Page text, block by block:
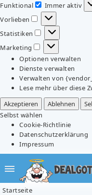
Funktional
Funktional
Immer aktiv
Vorlieben
Vorlieben
Statistiken
Statistiken
Marketing
Marketing
Optionen verwalten
Dienste verwalten
Verwalten von
Lese mehr über diese
Akzeptieren
Ablehnen
Selbst wählen
Cookie-Richtlinie
Datenschutzerklärung
Impressum
Startseite